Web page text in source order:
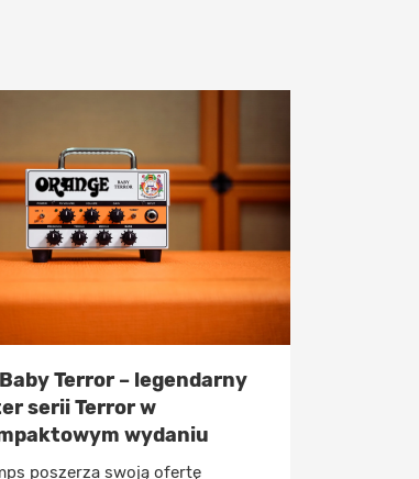
Terror – legendarny
serii Terror w
wydaniu
poszerza swoją ofertę